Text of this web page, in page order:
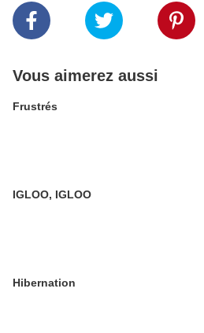
Vous aimerez aussi
Frustrés
IGLOO, IGLOO
Hibernation